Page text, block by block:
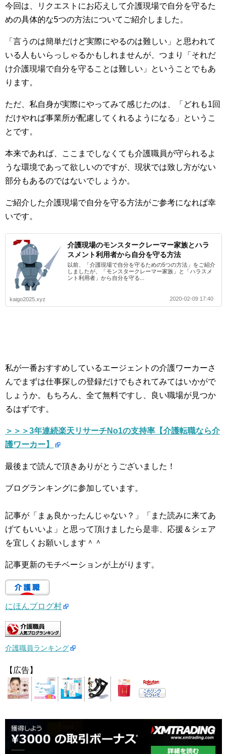
今回は、リクエストにお応えして介護現場で自分を守るた
めの具体的な5つの方法についてご紹介しました。
「言うのは簡単だけど実際にやるのは難しい」と思われて
いる人もいらっしゃるかもしれませんが、つまり「それだ
け介護現場で自分を守ることは難しい」ということでもあ
ります。
ただ、私自身が実際にやってみて感じたのは、「どれも1回
だけやれば事業所が配慮してくれるようになる」というこ
とです。
本来であれば、ここまでしなくても介護職員が守られるよ
うな環境であって欲しいのですが、現状では致し方がない
部分もあるのではないでしょうか。
ご紹介した介護現場で自分を守る方法がご参考になれば幸
いです。
介護現場のモンスタークレーマー家族とハラ
スメント利用者から自分を守る方法
以前、「介護現場で自分を守るための5つの方法」をご紹介
しましたが、「モンスタークレーマー家族」と「ハラスメ
ント利用者」から自分を守る...
kaigo2025.xyz 2020-02-09 17:40
私が一番おすすめしているエージェントの介護ワーカーさ
んでまずは仕事探しの登録だけでもされてみてはいかがで
しょうか。もちろん、全て無料ですし、良い職場が見つか
るはずです。
＞＞＞3年連続楽天リサーチNo1の支持率【介護転職なら介
護ワーカー】
最後まで読んで頂きありがとうございました！
ブログランキングに参加しています。
記事が「まぁ良かったんじゃない？」「また読みに来てあ
げてもいいよ」と思って頂けましたら是非、応援＆シェア
を宜しくお願いします＾＾
記事更新のモチベーションが上がります。
にほんブログ村
介護職員ランキング
【広告】